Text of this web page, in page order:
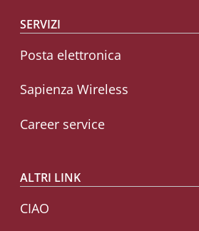
SERVIZI
Posta elettronica
Sapienza Wireless
Career service
ALTRI LINK
CIAO